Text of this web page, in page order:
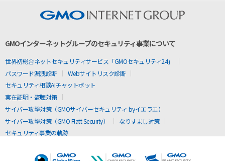
GMOインターネットグループのセキュリティ事業について
世界初総合ネットセキュリティサービス「GMOセキュリティ24」
パスワード漏洩診断
Webサイトリスク診断
セキュリティ相談AIチャットボット
実在証明・盗聴対策
サイバー攻撃対策（GMOサイバーセキュリティ byイエラエ）
サイバー攻撃対策（GMO Flatt Security）
なりすまし対策
セキュリティ事業の軌跡